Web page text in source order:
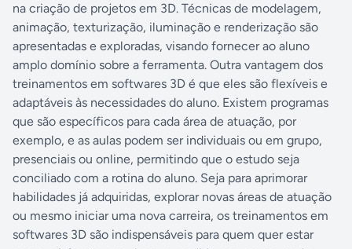
linha entregue. Desenvolvemos arquiteturas
escaláveis, com cobertura de testes e revisão
assistida por IA, garantindo aplicações rápidas,
robustas e prontas para crescer. Trabalhamos
com tecnologias de ponta —React, Vue, Node,
Laravel, Python e Cloud Computing
mantemos parcerias com empresas em todo o
Brasil, oferecendo orçamentos transparentes,
prazos enxutos e relacionamento próximo. Da
startup que valida uma ideia ao grupo industrial
que precisa modernizar seu ERP, a PragmaSoft
entrega. Fale com a gente e descubra como
acelerar seu próximo projeto com IA aplicada de
verdade.Orçamento gratuito e sem
na criação de projetos em 3D. Técnicas de modelagem,
animação, texturização, iluminação e renderização são
apresentadas e exploradas, visando fornecer ao aluno
amplo domínio sobre a ferramenta. Outra vantagem dos
treinamentos em softwares 3D é que eles são flexíveis e
adaptáveis às necessidades do aluno. Existem programas
que são específicos para cada área de atuação, por
exemplo, e as aulas podem ser individuais ou em grupo,
presenciais ou online, permitindo que o estudo seja
conciliado com a rotina do aluno. Seja para aprimorar
habilidades já adquiridas, explorar novas áreas de atuação
ou mesmo iniciar uma nova carreira, os treinamentos em
softwares 3D são indispensáveis para quem quer estar